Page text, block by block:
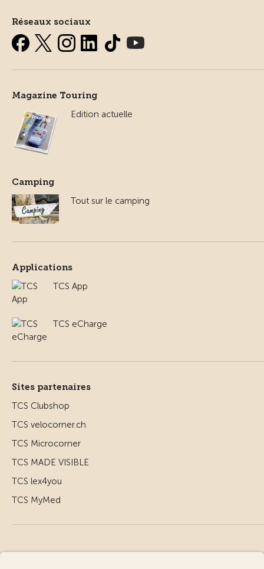
Réseaux sociaux
Magazine Touring
Edition actuelle
Camping
Tout sur le camping
Applications
TCS App
TCS eCharge
Sites partenaires
TCS Clubshop
TCS velocorner.ch
TCS Microcorner
TCS MADE VISIBLE
TCS lex4you
TCS MyMed